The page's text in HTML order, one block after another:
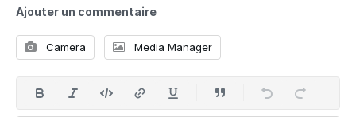
Ajouter un commentaire
Camera Media Manager